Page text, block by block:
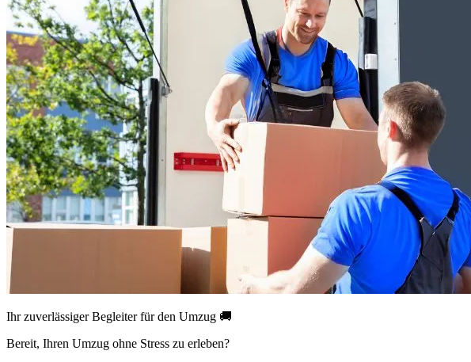
Ihr zuverlässiger Begleiter für den Umzug 🚚
Bereit, Ihren Umzug ohne Stress zu erleben?